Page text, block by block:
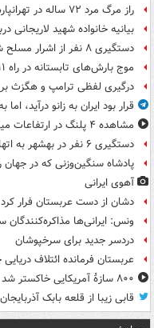
راز مرگ مرد ۷۲ ساله در تهرانپارس فاش شد
بیانیه خانواده شهید لاریجانی
دستگیری ۸ نفر از اشرار مسلح شاخص و مرتبطین گروهک های تروریستی
موج بارش‌های تابستانه در راه ۱۱ استان
درگیری لفظی ترامپ و هگزث
قرار بود ایران به زانو درآید،
مشاهده ۴ پلنگ در ارتفاعات میناب
دستگیری ۶ نفر در بهشهر به اتهام تشویش اذهان عمومی
پادشاه سنگین‌وزنی که در جهان
آهوی ایرانی
دشان از دست عربستان فرار کرد
ونس: ایرانی‌ها
دردسر جدید برای سرخپوشان
عربستان فرمانده ائتلاف
۸۰۰ سازۀ آمریکایی خاکستر شد
قابی زیبا از قلعه بابک